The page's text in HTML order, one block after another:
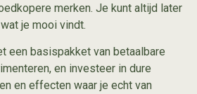
merken. Je kunt altijd later
je mooi vindt.
een basispakket van betaalbare
en investeer in dure
en effecten waar je echt van